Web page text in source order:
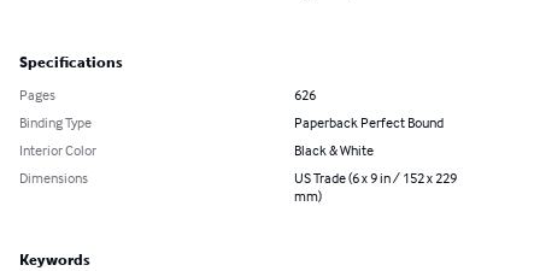
Specifications
Pages
626
Binding Type
Paperback Perfect Bound
Interior Color
Black & White
Dimensions
US Trade (6 x 9 in / 152 x 229
mm)
Keywords